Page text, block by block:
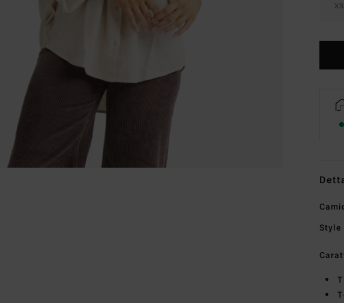
XS
Style